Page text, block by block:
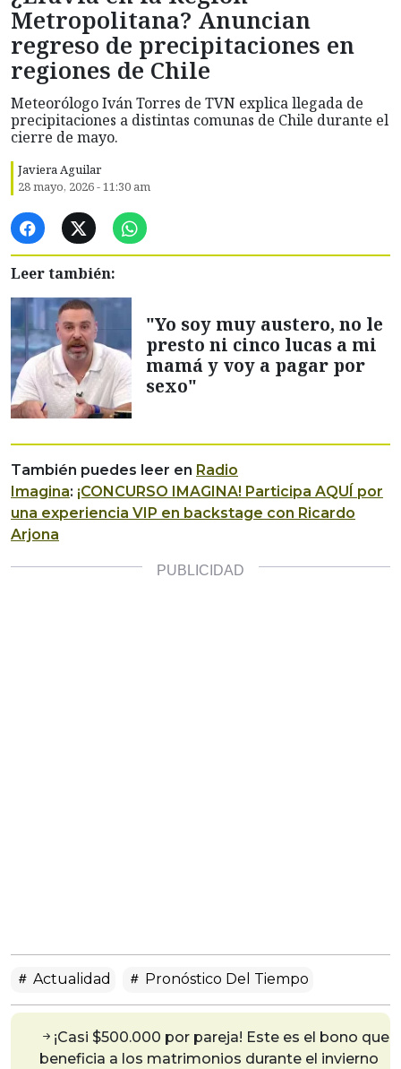
Metropolitana? Anuncian
regreso de precipitaciones en
regiones de Chile
Meteorólogo Iván Torres de TVN explica llegada de
precipitaciones a distintas comunas de Chile durante el
cierre de mayo.
Javiera Aguilar
28 mayo, 2026 - 11:30 am
Leer también:
"Yo soy muy austero, no le
presto ni cinco lucas a mi
mamá y voy a pagar por
sexo"
También puedes leer en Radio
Imagina: ¡CONCURSO IMAGINA! Participa AQUÍ por
una experiencia VIP en backstage con Ricardo
Arjona
Actualidad Pronóstico Del Tiempo
¡Casi $500.000 por pareja! Este es el bono que
beneficia a los matrimonios durante el invierno